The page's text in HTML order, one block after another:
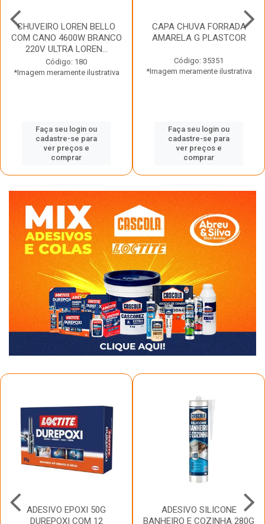
CHUVEIRO LOREN BELLO
COM CANO 4600W BRANCO
220V ULTRA LOREN...
Código: 180
*Imagem meramente ilustrativa
Faça seu login ou
cadastre-se para
ver preços e
comprar
CAPA CHUVA FORRADA
AMARELA G PLASTCOR
Código: 35351
*Imagem meramente ilustrativa
Faça seu login ou
cadastre-se para
ver preços e
comprar
ADESIVO EPOXI 50G
DUREPOXI COM 12
ADESIVO SILICONE
BANHEIRO E COZINHA 280G